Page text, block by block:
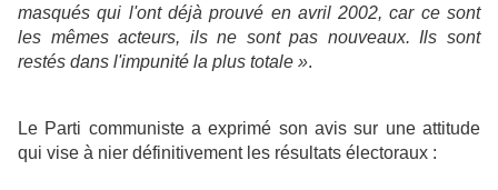
masqués qui l'ont déjà prouvé en avril 2002, car ce sont
les mêmes acteurs, ils ne sont pas nouveaux. Ils sont
restés dans l'impunité la plus totale ».
Le Parti communiste a exprimé son avis sur une attitude
qui vise à nier définitivement les résultats électoraux :